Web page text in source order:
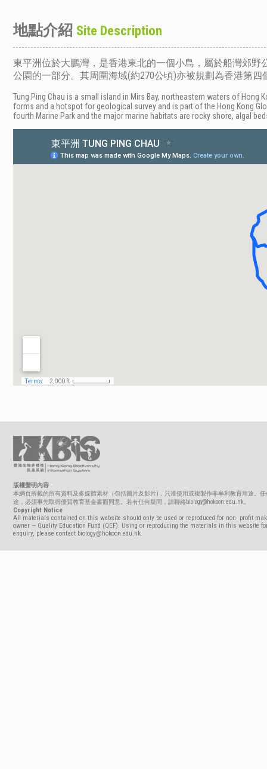
地點介紹 Site Description
東平洲位於大鵬灣，是香港東北的一個小島，屬於船灣郊野
公園的一部分。 其周圍海域(約270公頃)亦被規劃為香港第
Tung Ping Chau is a small island in Mirs Bay, northeastern waters of Hong
forms and a hotspot for geological survey and is part of the Hong Kong
fourth Marine Park and the major marine habitats are rocky shore, algal
版權聲明內容
本網頁所載的所有資料及多媒體素材（包括圖片及影片)，只准使用或複製作非牟利教育用途。
途，必須事先取得優質教育基金書面同意。若有任何疑問，請聯絡biology@hokoon.edu.hk。
Copyright Notice
All materials contained on this website should only be used or reproduced for non- profit
owner — Quality Education Fund (QEF). Using or reproducing the materials in this website
enquiry, please contact biology@hokoon.edu.hk.